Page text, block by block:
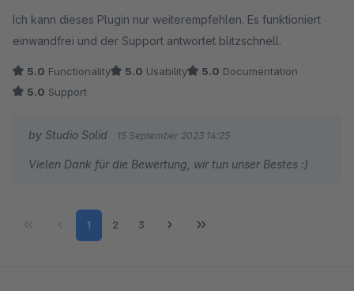
Ich kann dieses Plugin nur weiterempfehlen. Es funktioniert
einwandfrei und der Support antwortet blitzschnell.
5.0 Functionality 5.0 Usability 5.0 Documentation
5.0 Support
by Studio Solid 15 September 2023 14:25
Vielen Dank für die Bewertung, wir tun unser Bestes :)
Page
1 Page
2 Page
3